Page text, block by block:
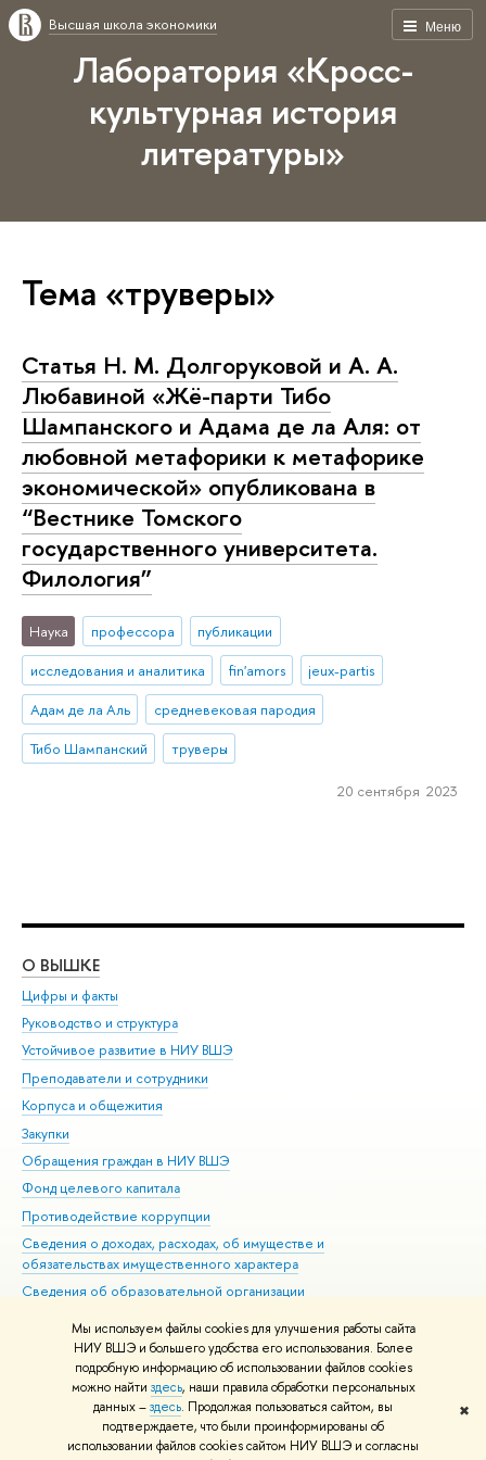
Мы используем файлы cookies для улучшения работы сайта
НИУ ВШЭ и большего удобства его использования. Более
подробную информацию об использовании файлов cookies
можно найти здесь, наши правила обработки персональных
данных –здесь. Продолжая пользоваться сайтом, вы
подтверждаете, что были проинформированы об
использовании файлов cookies сайтом НИУ ВШЭ и согласны
✖
Меню
Высшая школа экономики
Лаборатория «Кросс-
культурная история
литературы»
Тема «труверы»
Статья Н. М. Долгоруковой и А. А.
Любавиной «Жё-парти Тибо
Шампанского и Адама де ла Аля: от
любовной метафорики к метафорике
экономической» опубликована в
“Вестнике Томского
государственного университета.
Филология”
Наука профессора
публикации
исследования и аналитика
fin'amors
jeux-partis
Адам де ла Аль
средневековая пародия
Тибо Шампанский
труверы
20 сентября 2023
О ВЫШКЕ
Цифры и факты
Руководство и структура
Устойчивое развитие в НИУ ВШЭ
Преподаватели и сотрудники
Корпуса и общежития
Закупки
Обращения граждан в НИУ ВШЭ
Фонд целевого капитала
Противодействие коррупции
Сведения о доходах, расходах, об имуществе и
обязательствах имущественного характера
Сведения об образовательной организации
Людям с ограниченными возможностями здоровья
Единая платежная страница
Работа в Вышке
© НИУ ВШЭ 1993–2026 Адреса и контакты Условия использования